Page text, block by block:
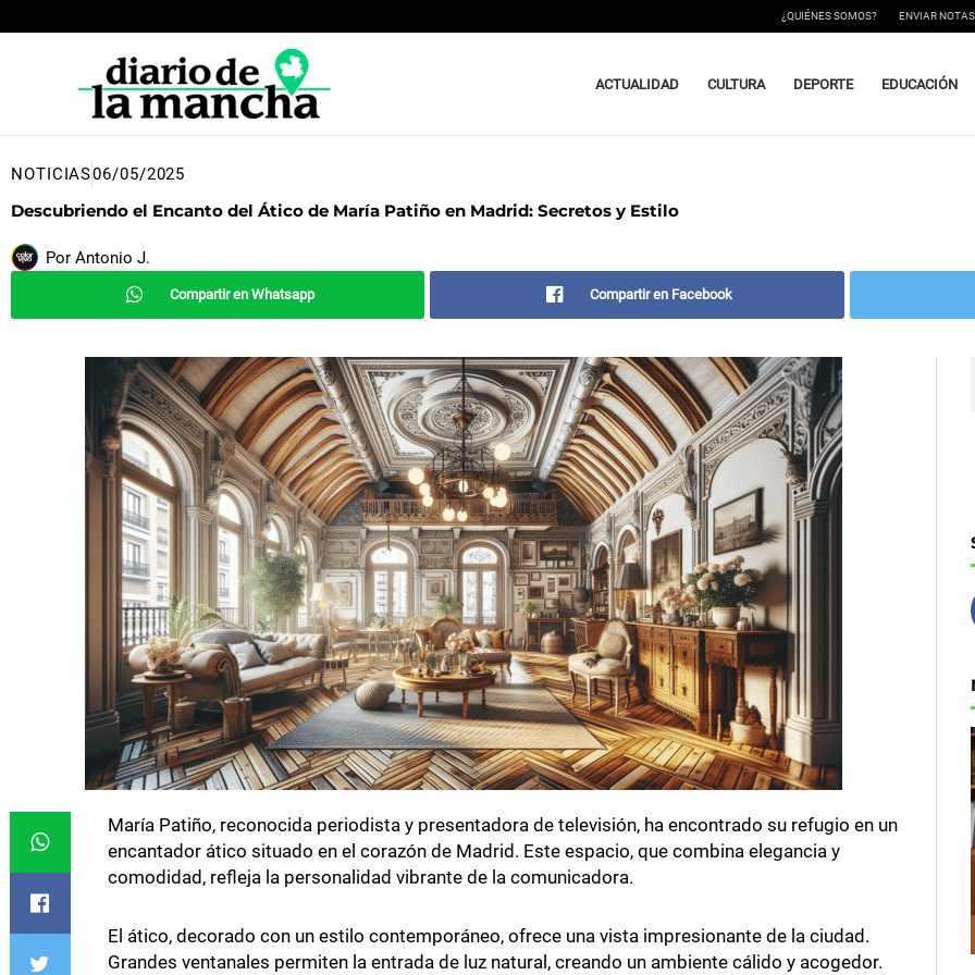
al
¿QUIÉNES SOMOS? ENVIAR
ACTUALIDAD CULTURA DEPORTE EDUCACIÓN
NOTICIAS06/05/2025
Descubriendo el Encanto del Ático de María Patiño en Madrid: Secretos y Estilo
Por Antonio J.
Compartir en Whatsapp Compartir en Facebook
María Patiño, reconocida periodista y presentadora de televisión, ha encontrado su refugio en un
encantador ático situado en el corazón de Madrid. Este espacio, que combina elegancia y
comodidad, refleja la personalidad vibrante de la comunicadora.
El ático, decorado con un estilo contemporáneo, ofrece una vista impresionante de la ciudad.
Grandes ventanales permiten la entrada de luz natural, creando un ambiente cálido y acogedor.